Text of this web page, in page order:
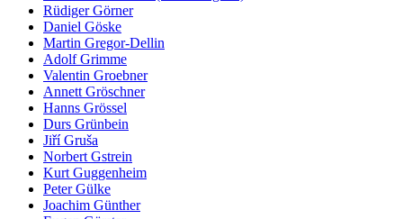
Rüdiger Görner
Daniel Göske
Martin Gregor-Dellin
Adolf Grimme
Valentin Groebner
Annett Gröschner
Hanns Grössel
Durs Grünbein
Jiří Gruša
Norbert Gstrein
Kurt Guggenheim
Peter Gülke
Joachim Günther